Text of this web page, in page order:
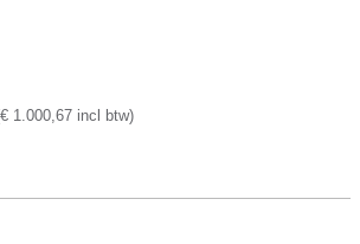
1.000,67 incl btw)